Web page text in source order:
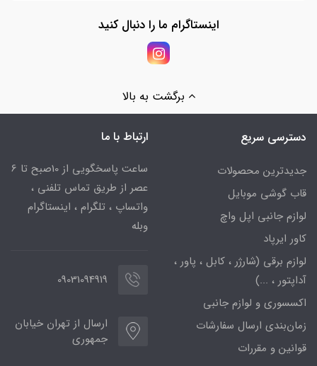
اینستاگرام ما را دنبال کنید
برگشت به بالا
دسترسی سریع
جدیدترین محصولات
قاب گوشی موبایل
لوازم جانبی اپل واچ
کاور ایرپاد
لوازم برقی (شارژر ، کابل ، پاور ،
آداپتور ، ...)
اکسسوری و لوازم جانبی
زمان‌بندی ارسال سفارشات
قوانین و مقررات
ارتباط با ما
ساعت پاسخگویی از 10صبح تا 6
عصر از طریق تماس تلفنی ،
واتساپ ، تلگرام ، اینستاگرام
وبله
09031094919
ارسال از تهران خیابان
جمهوری